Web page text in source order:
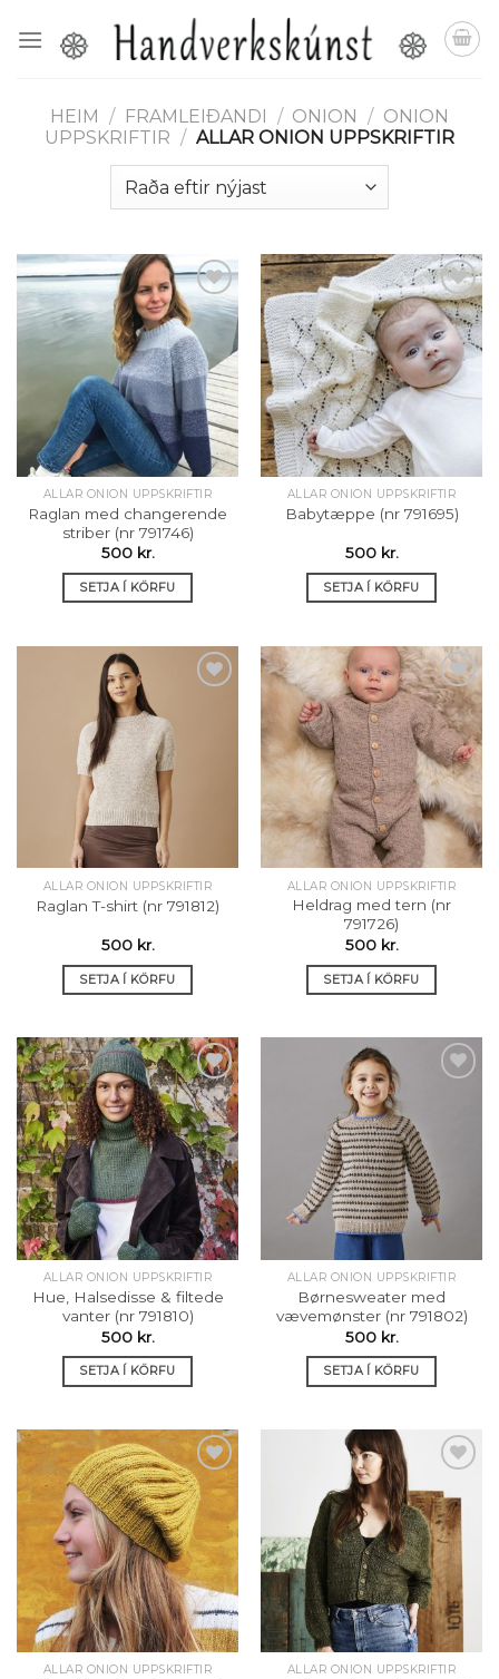
HEIM / FRAMLEIÐANDI / ONION / ONION
UPPSKRIFTIR / ALLAR ONION UPPSKRIFTIR
Setja á
óskalista
ALLAR ONION UPPSKRIFTIR
Raglan med changerende
striber (nr 791746)
500 kr.
SETJA Í KÖRFU
Setja á
óskalista
ALLAR ONION UPPSKRIFTIR
Babytæppe (nr 791695)
500 kr.
SETJA Í KÖRFU
ALLAR ONION UPPSKRIFTIR
Raglan T-shirt (nr 791812)
500 kr.
SETJA Í KÖRFU
Setja á
óskalista
ALLAR ONION UPPSKRIFTIR
Heldrag med tern (nr
791726)
500 kr.
SETJA Í KÖRFU
Setja á
óskalista
ALLAR ONION UPPSKRIFTIR
Hue, Halsedisse & filtede
vanter (nr 791810)
500 kr.
SETJA Í KÖRFU
óskalista
ALLAR ONION UPPSKRIFTIR
Børnesweater med
vævemønster (nr 791802)
500 kr.
SETJA Í KÖRFU
Setja á
óskalista
ALLAR ONION UPPSKRIFTIR
Setja á
óskalista
ALLAR ONION UPPSKRIFTIR